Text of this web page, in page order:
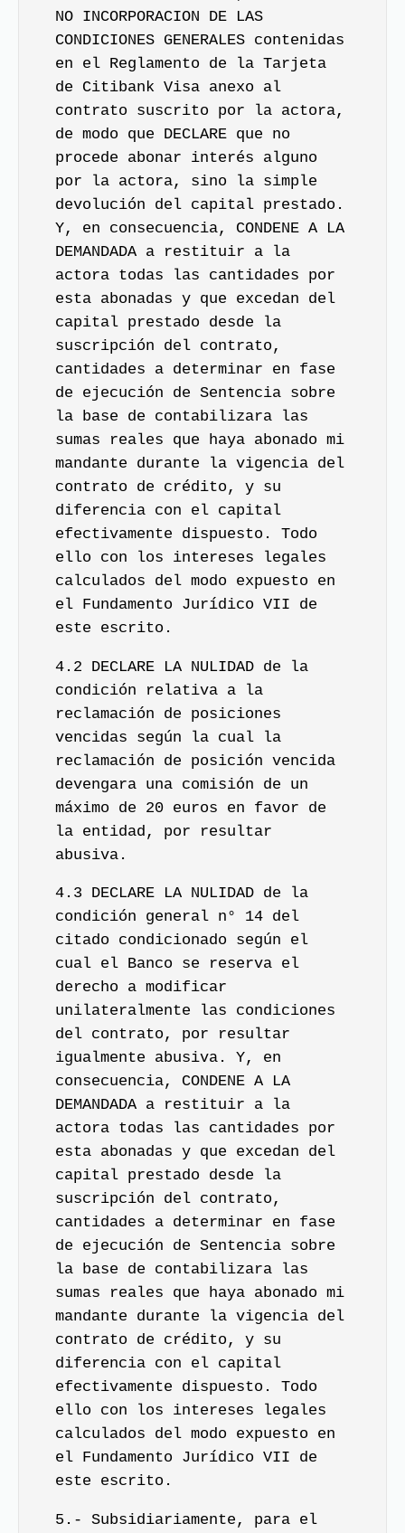
NO INCORPORACION DE LAS
CONDICIONES GENERALES contenidas
en el Reglamento de la Tarjeta
de Citibank Visa anexo al
contrato suscrito por la actora,
de modo que DECLARE que no
procede abonar interés alguno
por la actora, sino la simple
devolución del capital prestado.
Y, en consecuencia, CONDENE A LA
DEMANDADA a restituir a la
actora todas las cantidades por
esta abonadas y que excedan del
capital prestado desde la
suscripción del contrato,
cantidades a determinar en fase
de ejecución de Sentencia sobre
la base de contabilizara las
sumas reales que haya abonado mi
mandante durante la vigencia del
contrato de crédito, y su
diferencia con el capital
efectivamente dispuesto. Todo
ello con los intereses legales
calculados del modo expuesto en
el Fundamento Jurídico VII de
este escrito.
4.2 DECLARE LA NULIDAD de la
condición relativa a la
reclamación de posiciones
vencidas según la cual la
reclamación de posición vencida
devengara una comisión de un
máximo de 20 euros en favor de
la entidad, por resultar
abusiva.
4.3 DECLARE LA NULIDAD de la
condición general n° 14 del
citado condicionado según el
cual el Banco se reserva el
derecho a modificar
unilateralmente las condiciones
del contrato, por resultar
igualmente abusiva. Y, en
consecuencia, CONDENE A LA
DEMANDADA a restituir a la
actora todas las cantidades por
esta abonadas y que excedan del
capital prestado desde la
suscripción del contrato,
cantidades a determinar en fase
de ejecución de Sentencia sobre
la base de contabilizara las
sumas reales que haya abonado mi
mandante durante la vigencia del
contrato de crédito, y su
diferencia con el capital
efectivamente dispuesto. Todo
ello con los intereses legales
calculados del modo expuesto en
el Fundamento Jurídico VII de
este escrito.
5.- Subsidiariamente, para el